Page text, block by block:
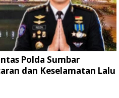
Polda Sumbar
dan Keselamatan Lalu